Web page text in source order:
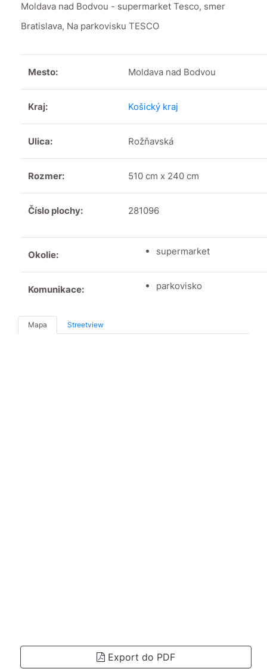
Moldava nad Bodvou - supermarket Tesco, smer
Bratislava, Na parkovisku TESCO
Mesto: Moldava nad Bodvou
Kraj: Košický kraj
Ulica: Rožňavská
Rozmer: 510 cm x 240 cm
Číslo plochy: 281096
Okolie: supermarket
Komunikace: parkovisko
Mapa Streetview
Export do PDF